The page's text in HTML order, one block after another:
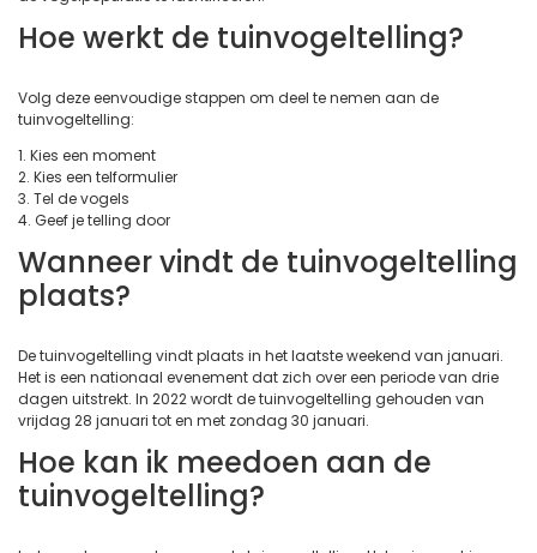
Hoe werkt de tuinvogeltelling?
Volg deze eenvoudige stappen om deel te nemen aan de
tuinvogeltelling:
1. Kies een moment
2. Kies een telformulier
3. Tel de vogels
4. Geef je telling door
Wanneer vindt de tuinvogeltelling
plaats?
De tuinvogeltelling vindt plaats in het laatste weekend van januari.
Het is een nationaal evenement dat zich over een periode van drie
dagen uitstrekt. In 2022 wordt de tuinvogeltelling gehouden van
vrijdag 28 januari tot en met zondag 30 januari.
Hoe kan ik meedoen aan de
tuinvogeltelling?